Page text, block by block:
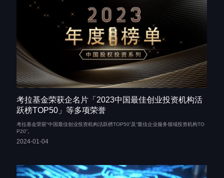
考拉基金荣获企名片「2023中国最佳创业投资机构活
跃榜TOP50」等多项荣誉
考拉基金荣获“中国最佳创业投资机构活跃榜TOP50”及“最佳企业服务领域投资机构TO
P20”。
2024-01-04